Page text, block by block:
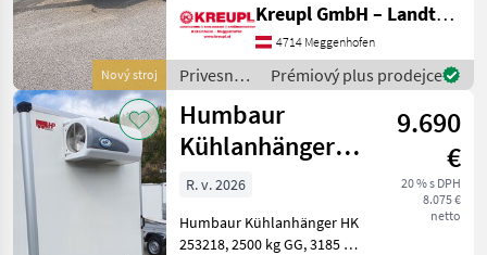
Nový stroj
universelle
Transportmöglichkeiten.
Sie beladen den Überlader
Univer
Kreupl GmbH – Landtechnik – Schlosserei – Anhänger
4714 Meggenhofen
Privesné
vozíky /
Humbaur
Prémiový plus prodejce
Humbaur
Kühlanhänger
HK 25 32 18-20
PF30 Basic
9.690
€
20 % s DPH
8.075 €
netto
R. v. 2026
Humbaur Kühlanhänger HK
253218, 2500 kg GG, 3185 x